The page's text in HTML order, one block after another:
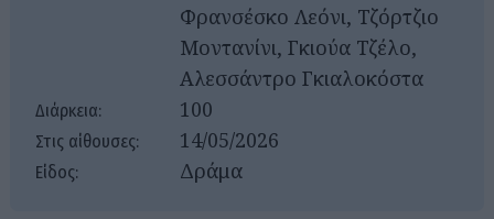
Φρανσέσκο Λεόνι, Τζόρτζιο
Μοντανίνι, Γκιούα Τζέλο,
Αλεσσάντρο Γκιαλοκόστα
Διάρκεια: 100
Στις αίθουσες: 14/05/2026
Είδος: Δράμα